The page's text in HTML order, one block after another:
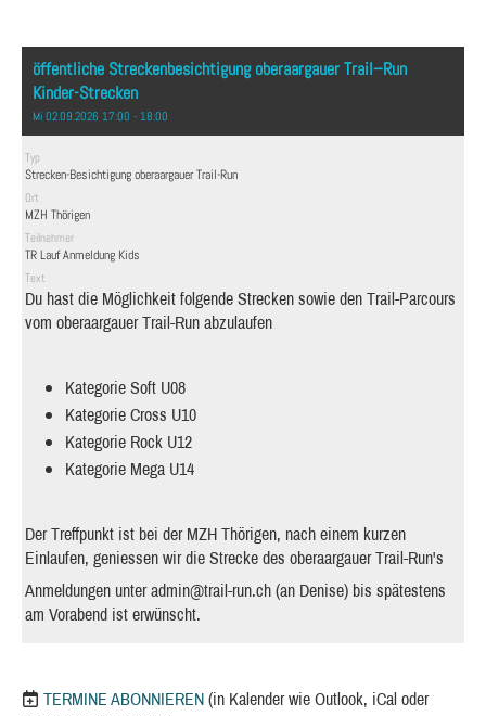
öffentliche Streckenbesichtigung oberaargauer Trail–Run
Kinder-Strecken
Mi 02.09.2026 17:00 - 18:00
Typ
Strecken-Besichtigung oberaargauer Trail-Run
Ort
MZH Thörigen
Teilnehmer
TR Lauf Anmeldung Kids
Text
Du hast die Möglichkeit folgende Strecken sowie den Trail-Parcours
vom oberaargauer Trail-Run abzulaufen
Kategorie Soft U08
Kategorie Cross U10
Kategorie Rock U12
Kategorie Mega U14
Der Treffpunkt ist bei der MZH Thörigen, nach einem kurzen
Einlaufen, geniessen wir die Strecke des oberaargauer Trail-Run's
Anmeldungen unteradmin@trail-run.ch(an Denise) bis spätestens
am Vorabend ist erwünscht.
TERMINE ABONNIEREN(in Kalender wie Outlook, iCal oder